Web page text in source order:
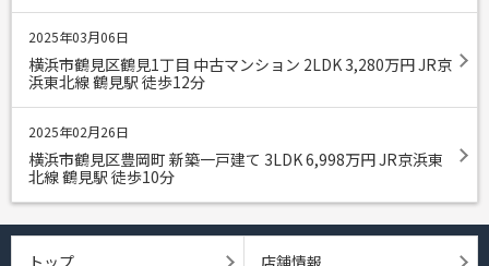
2025年03月06日
横浜市鶴見区鶴見1丁目 中古マンション 2LDK 3,280万円JR京
浜東北線 鶴見駅 徒歩12分
2025年02月26日
横浜市鶴見区豊岡町 新築一戸建て 3LDK 6,998万円JR京浜東
北線 鶴見駅 徒歩10分